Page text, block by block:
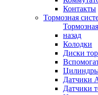
Контакты
Тормозная
назад
Колодки
Диски
Датчики
Датчики